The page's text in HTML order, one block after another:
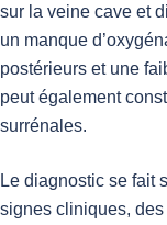
sur la veine cave et
un manque
postérieurs et une
peut également
surrénales.
Le diagnostic se fait
signes cliniques,